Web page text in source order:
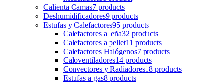
Calienta Camas7 products
Deshumidificadores9 products
Estufas y Calefactores95 products
Calefactores a leña32 products
Calefactores a pellet11 products
Calefactores Halógenos7 products
Caloventiladores14 products
Convectores y Radiadores18 products
Estufas a gas8 products